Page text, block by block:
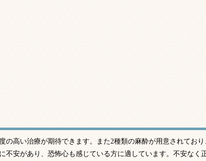
の高い治療が期待できます。また2種類の麻酔が用意されており
不安があり、恐怖心も感じている方に適しています。不安なく